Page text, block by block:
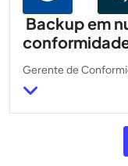
Backup em
Gerente de